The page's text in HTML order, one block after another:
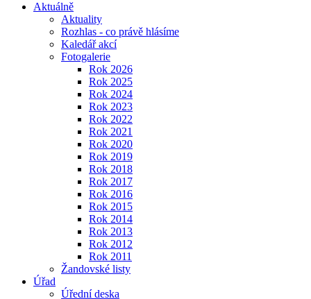
Aktuálně
Aktuality
Rozhlas - co právě hlásíme
Kaledář akcí
Fotogalerie
Rok 2026
Rok 2025
Rok 2024
Rok 2023
Rok 2022
Rok 2021
Rok 2020
Rok 2019
Rok 2018
Rok 2017
Rok 2016
Rok 2015
Rok 2014
Rok 2013
Rok 2012
Rok 2011
Žandovské listy
Úřad
Úřední deska